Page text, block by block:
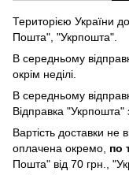
Територією України
Пошта", "Укрпошта".
В середньому
окрім неділі.
В середньому
Відправка
Вартість доставки не
оплачена окремо, по
Пошта" від 70 грн.,